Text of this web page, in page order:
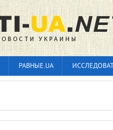
РАВНЫЕ.UA